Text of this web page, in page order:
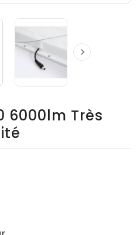

6000lm Très